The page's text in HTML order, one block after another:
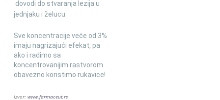
dovodi do stvaranja lezija u
jednjaku i želucu.
Sve koncentracije veće od 3%
imaju nagrizajući efekat, pa
ako i radimo sa
koncentrovanijim rastvorom
obavezno koristimo rukavice!
Izvor: www.farmaceut.rs